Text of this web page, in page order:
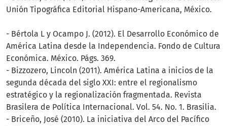
Unión Tipográfica Editorial Hispano-Americana, México.
- Bértola L y Ocampo J. (2012). El Desarrollo Económico de
América Latina desde la Independencia. Fondo de Cultura
Económica. México. Págs. 369.
- Bizzozero, Lincoln (2011). América Latina a inicios de la
segunda década del siglo XXI: entre el regionalismo
estratégico y la regionalización fragmentada. Revista
Brasilera de Política Internacional. Vol. 54. No. 1. Brasilia.
- Briceño, José (2010). La iniciativa del Arco del Pacífico